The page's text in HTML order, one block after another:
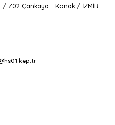
/ Z02 Çankaya - Konak / İZMİR